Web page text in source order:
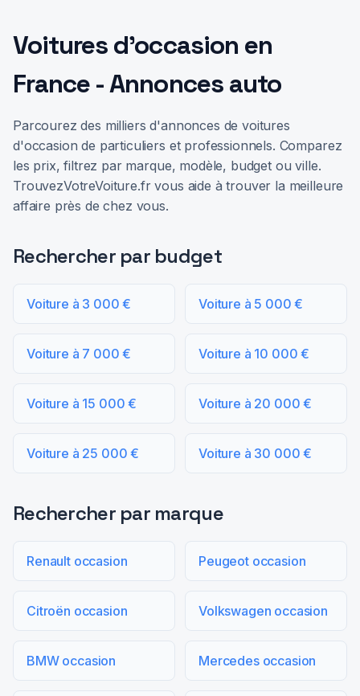
Voitures d'occasion en
France - Annonces auto
Parcourez des milliers d'annonces de voitures
d'occasion de particuliers et professionnels. Comparez
les prix, filtrez par marque, modèle, budget ou ville.
TrouvezVotreVoiture.fr vous aide à trouver la meilleure
affaire près de chez vous.
Rechercher par budget
Voiture à 3 000 € Voiture à 5 000 €
Voiture à 7 000 € Voiture à 10 000 €
Voiture à 15 000 € Voiture à 20 000 €
Voiture à 25 000 € Voiture à 30 000 €
Rechercher par marque
Renault occasion Peugeot occasion
Citroën occasion Volkswagen occasion
BMW occasion Mercedes occasion